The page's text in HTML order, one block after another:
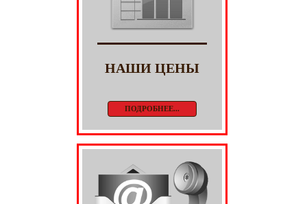
НАШИ ЦЕНЫ
ПОДРОБНЕЕ...